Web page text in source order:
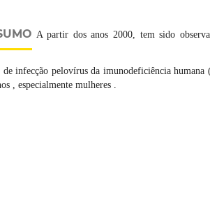
A partir dos anos 2000, tem sido
de infecção pelovírus da imunodeficiência
, especialmente mulheres .